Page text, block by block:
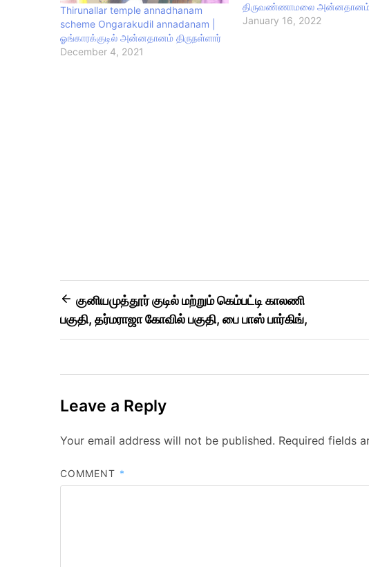
Thirunallar temple annadhanam
scheme Ongarakudil annadanam |
ஓங்காரக்குடில் அன்னதானம் திருநள்ளார்
December 4, 2021
திருவண்ணாமலை
January 16, 2022
குனியமுத்தூர் குடில் மற்றும் கெம்பட்டி காலணி
பகுதி, தர்மராஜா கோவில் பகுதி, பை பாஸ் பார்கிங்,
Leave a Reply
Your email address will not be published. Required fields
COMMENT *